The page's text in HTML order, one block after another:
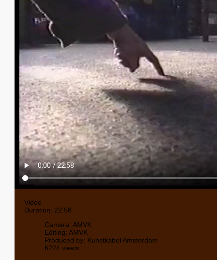
Video
Duration: 22:58
Camera: AMVK
Editing: AMVK
Produced by: Kunstkabel Amsterdam
6224 views